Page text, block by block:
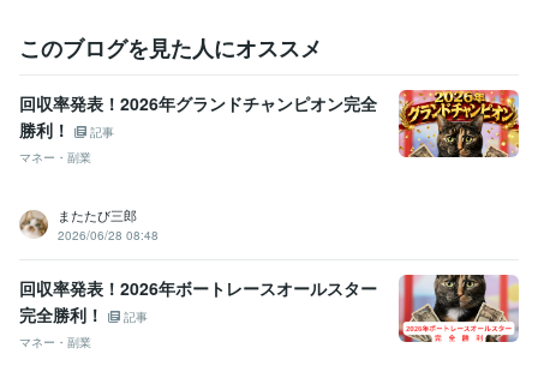
このブログを見た人にオススメ
回収率発表！2026年グランドチャンピオン完全
勝利！
記事
マネー・副業
またたび三郎
2026/06/28 08:48
回収率発表！2026年ボートレースオールスター
完全勝利！
記事
マネー・副業